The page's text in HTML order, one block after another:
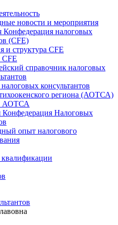
новости и мероприятия
Конфедерация налоговых
(CFE)
и структура CFE
справочник налоговых
консультантов
региона (АОТСА)
АОТСА
Конфедерация Налоговых
опыт налогового